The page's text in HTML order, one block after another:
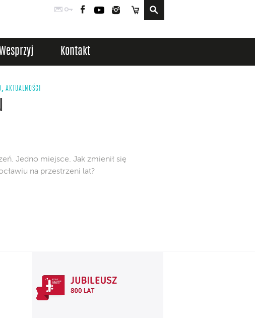
PocztaLogowanie
FacebookYouTubeInstagram
Sklep
Wesprzyj Kontakt
, AKTUALNOŚCI
Jedno miejsce. Jak zmienił się
na przestrzeni lat?